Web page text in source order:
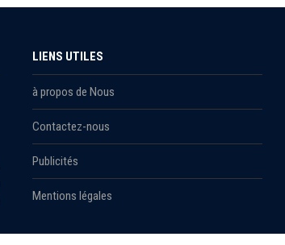
LIENS UTILES
à propos de Nous
Contactez-nous
Publicités
Mentions légales